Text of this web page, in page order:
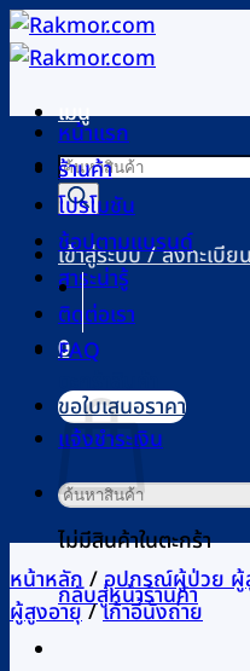
ข้าม
ไป
เนื้อหาเมนู
Products
search
เข้าสู่ระบบ / ลงทะเบีย
0
ไม่มีสินค้าในตะกร้า
กลับสู่หน้าร้านค้า
หน้าแรก
ร้านค้า
โปรโมชัน
ช้อปตามแบรนด์
สาระน่ารู้
ติดต่อเรา
FAQ
ขอใบเสนอราคา
แจ้งชำระเงิน
ค้นหา:
หน้าหลัก/อุปกรณ์ผู้ป่วย ผู้
ผู้สูงอายุ/เก้าอี้นั่งถ่าย